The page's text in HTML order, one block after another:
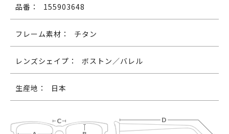
品番： 155903648
フレーム素材： チタン
レンズシェイプ： ボストン／バレル
生産地： 日本